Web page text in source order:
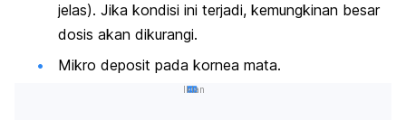
jelas). Jika kondisi ini terjadi, kemungkinan besar
dosis akan dikurangi.
Mikro deposit pada kornea mata.
Iklan